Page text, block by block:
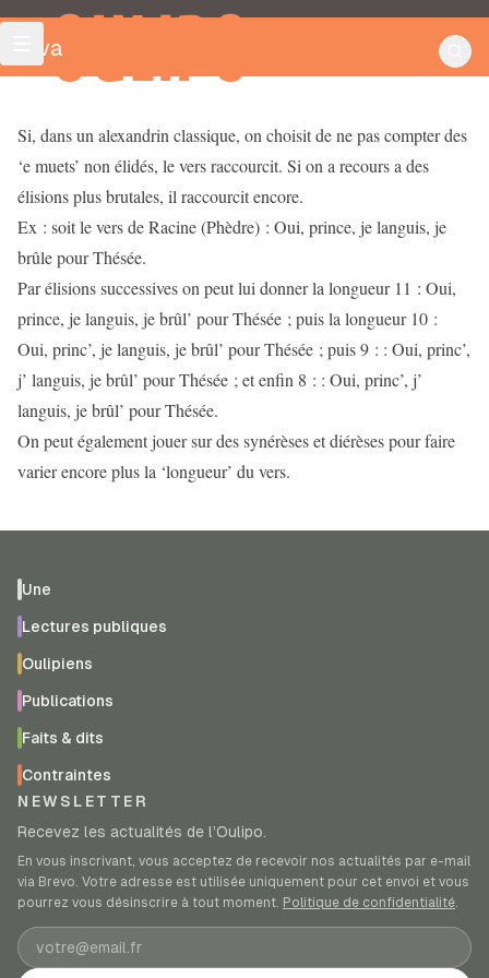
OULIPO
Alva
Si, dans un alexandrin classique, on choisit de ne pas compter des
‘e muets’ non élidés, le vers raccourcit. Si on a recours a des
élisions plus brutales, il raccourcit encore.
Ex : soit le vers de Racine (Phèdre) : Oui, prince, je languis, je
brûle pour Thésée.
Par élisions successives on peut lui donner la longueur 11 : Oui,
prince, je languis, je brûl’ pour Thésée ; puis la longueur 10 :
Oui, princ’, je languis, je brûl’ pour Thésée ; puis 9 : : Oui, princ’,
j’ languis, je brûl’ pour Thésée ; et enfin 8 : : Oui, princ’, j’
languis, je brûl’ pour Thésée.
On peut également jouer sur des synérèses et diérèses pour faire
varier encore plus la ‘longueur’ du vers.
Une
Lectures publiques
Oulipiens
Publications
Faits & dits
Contraintes
NEWSLETTER
Recevez les actualités de l’Oulipo.
En vous inscrivant, vous acceptez de recevoir nos actualités par e-mail
via Brevo. Votre adresse est utilisée uniquement pour cet envoi et vous
pourrez vous désinscrire à tout moment. Politique de confidentialité.
Adresse e-mail